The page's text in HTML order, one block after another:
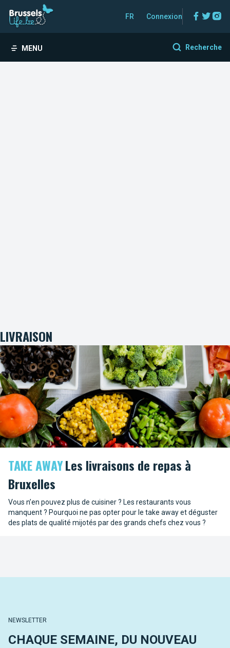
FR Connexion
MENU Recherche
LIVRAISON
TAKE AWAYLes livraisons de repas à
Bruxelles
Vous n’en pouvez plus de cuisiner ? Les restaurants vous
manquent ? Pourquoi ne pas opter pour le take away et déguster
des plats de qualité mijotés par des grands chefs chez vous ?
NEWSLETTER
CHAQUE SEMAINE, DU NOUVEAU